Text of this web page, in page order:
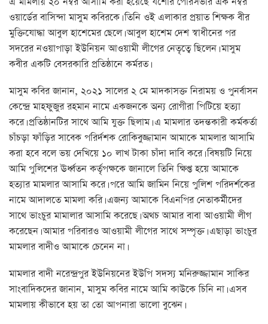
ওয়ার্ডের বাসিন্দা মাসুম কবিরকে। তিনি ওই এলাকার প্রয়াত শিক্ষক বীর
মুক্তিযোদ্ধা আবুল হাশেমের ছেলে। আবুল হাশেম দেশ স্বাধীনের পর
সদরের নওয়াপাড়া ইউনিয়ন আওয়ামী লীগের নেতৃত্বে ছিলেন। মাসুম
কবীর একটি বেসরকারি প্রতিষ্ঠানে কর্মরত।
মাসুম কবির জানান, ২০২১ সালের ২ মে মাদকাসক্ত নিরাময় ও পুনর্বাসন
কেন্দ্রে মাহফুজুর রহমান নামে একজনকে অন্য রোগীরা পিটিয়ে হত্যা
করে। প্রতিষ্ঠানটির সাথে আমি যুক্ত ছিলাম। এ মামলার তদন্তকারী কর্মকর্তা
চাঁচড়া ফাঁড়ির সাবেক পরির্দশক রোকিবুজ্জামান আমাকে মামলার আসামি
করা হবে বলে ভয় দেখিয়ে ১০ লাখ টাকা চাঁদা দাবি করে। বিষয়টি নিয়ে
আমি পুলিশের ঊর্ধ্বতন কর্তৃপক্ষকে জানালে তিনি ক্ষিপ্ত হয়ে আমাকে
হত্যার মামলার আসামি করে। পরে আমি জামিন নিয়ে পুলিশ পরিদর্শকের
নামে আদালতে মামলা করি। এজন্য আমাকে বিএনপির নেতাকর্মীদের
সাথে ভাংচুর মামালার আসামি করেছে। অথচ আমার বাবা আওয়ামী লীগ
করেছেন। আমার পরিবারও আওয়ামী লীগের সাথে সম্পৃক্ত। এছাড়া ভাংচুর
মামলার বাদীও আমাকে চেনেন না।
মামলার বাদী নরেন্দ্রপুর ইউনিয়নের ইউপি সদস্য মনিরুজ্জামান সাকির
সাংবাদিকদের জানান, মাসুম কবির নামে আমি কাউকে চিনি না। এসব
মামলায় কীভাবে হয় তা তো আপনারা ভালো বুঝেন।